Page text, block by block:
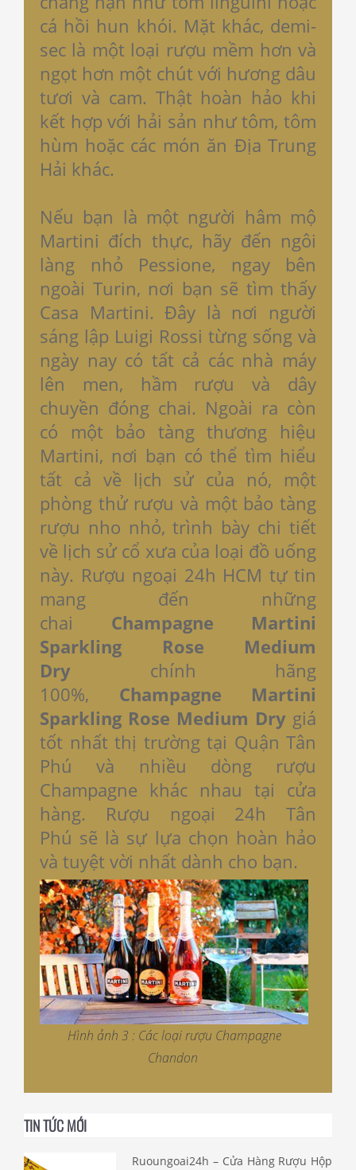
cá hồi hun khói. Mặt khác, demi-
sec là một loại rượu mềm hơn và
ngọt hơn một chút với hương dâu
tươi và cam. Thật hoàn hảo khi
kết hợp với hải sản như tôm, tôm
hùm hoặc các món ăn Địa Trung
Hải khác.
Nếu bạn là một người hâm mộ
Martini đích thực, hãy đến ngôi
làng nhỏ Pessione, ngay bên
ngoài Turin, nơi bạn sẽ tìm thấy
Casa Martini. Đây là nơi người
sáng lập Luigi Rossi từng sống và
ngày nay có tất cả các nhà máy
lên men, hầm rượu và dây
chuyền đóng chai. Ngoài ra còn
có một bảo tàng thương hiệu
Martini, nơi bạn có thể tìm hiểu
tất cả về lịch sử của nó, một
phòng thử rượu và một bảo tàng
rượu nho nhỏ, trình bày chi tiết
về lịch sử cổ xưa của loại đồ uống
này. Rượu ngoại 24h HCM tự tin
mang đến những
chai Champagne Martini
Sparkling Rose Medium
Dry chính hãng
100%, Champagne Martini
Sparkling Rose Medium Dry giá
tốt nhất thị trường tại Quận Tân
Phú và nhiều dòng rượu
Champagne khác nhau tại cửa
hàng. Rượu ngoại 24h Tân
Phú sẽ là sự lựa chọn hoàn hảo
và tuyệt vời nhất dành cho bạn.
Hình ảnh 3 : Các loại rượu Champagne
Chandon
TIN TỨC MỚI
Ruoungoai24h – Cửa Hàng Rượu Hộp